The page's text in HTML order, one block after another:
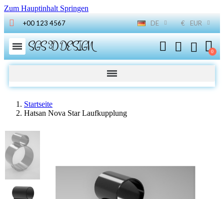
Zum Hauptinhalt Springen
+00 123 4567 DE € EUR
SGS 3D DESIGN
Startseite
Hatsan Nova Star Laufkupplung